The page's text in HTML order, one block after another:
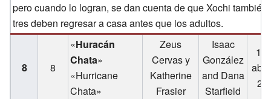
pero cuando lo logran, se dan cuenta de que Xochi
tres deben regresar a casa antes que los adultos.
8 8
«Huracán
Chata»
«Hurricane
Chata»
Zeus
Cervas y
Katherine
Frasier
Isaac
González
and Dana
Starfield
13